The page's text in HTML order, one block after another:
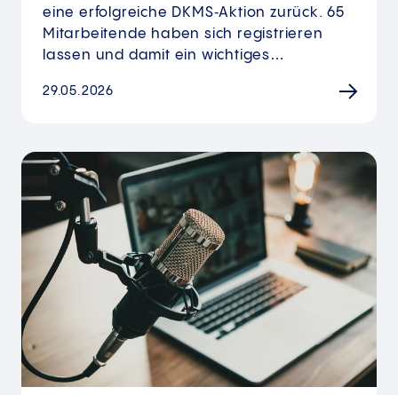
eine erfolgreiche DKMS‑Aktion zurück. 65
Mitarbeitende haben sich registrieren
lassen und damit ein wichtiges…
29.05.2026